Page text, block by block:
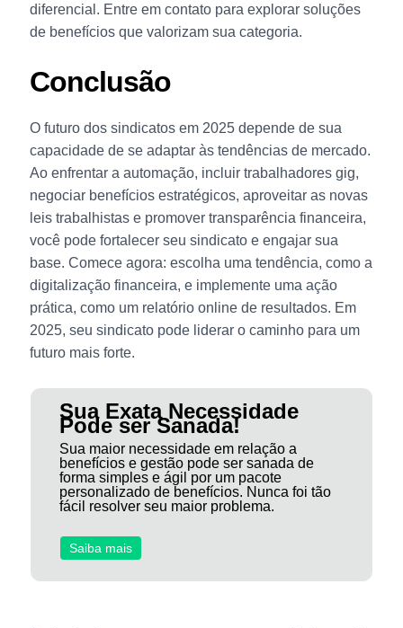
diferencial. Entre em contato para explorar soluções
de benefícios que valorizam sua categoria.
Conclusão
O futuro dos sindicatos em 2025 depende de sua
capacidade de se adaptar às tendências de mercado.
Ao enfrentar a automação, incluir trabalhadores gig,
negociar benefícios estratégicos, aproveitar as novas
leis trabalhistas e promover transparência financeira,
você pode fortalecer seu sindicato e engajar sua
base. Comece agora: escolha uma tendência, como a
digitalização financeira, e implemente uma ação
prática, como um relatório online de resultados. Em
2025, seu sindicato pode liderar o caminho para um
futuro mais forte.
Sua Exata Necessidade
Pode ser Sanada!
Sua maior necessidade em relação a
benefícios e gestão pode ser sanada de
forma simples e ágil por um pacote
personalizado de benefícios. Nunca foi tão
fácil resolver seu maior problema.
Saiba mais